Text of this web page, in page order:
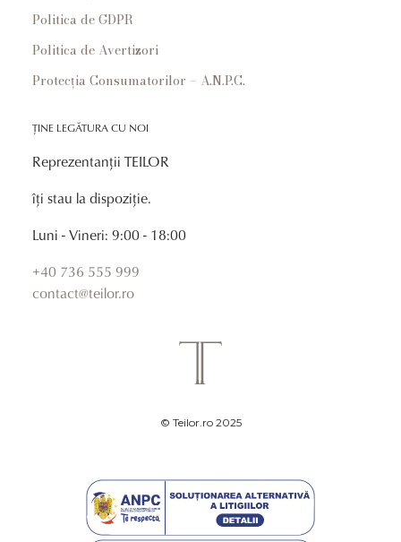
Politica de GDPR
Politica de Avertizori
Protecția Consumatorilor – A.N.P.C.
ȚINE LEGĂTURA CU NOI
Reprezentanții TEILOR
îți stau la dispoziție.
Luni - Vineri: 9:00 - 18:00
+40 736 555 999
contact@teilor.ro
© Teilor.ro 2025